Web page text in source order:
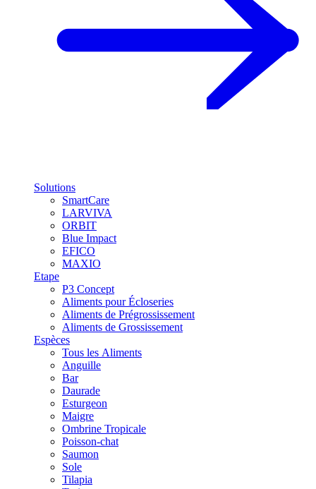
Solutions
SmartCare
LARVIVA
ORBIT
Blue Impact
EFICO
MAXIO
Etape
P3 Concept
Aliments pour Écloseries
Aliments de Prégrossissement
Aliments de Grossissement
Espèces
Tous les Aliments
Anguille
Bar
Daurade
Esturgeon
Maigre
Ombrine Tropicale
Poisson-chat
Saumon
Sole
Tilapia